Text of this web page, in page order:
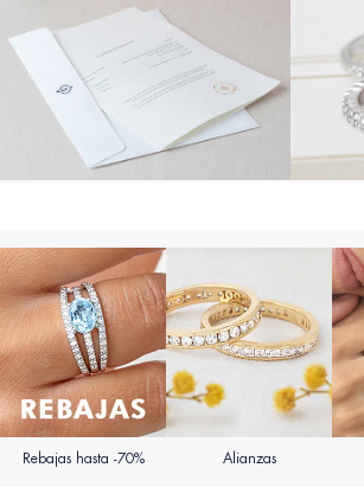
Rebajas hasta -70% Alianzas